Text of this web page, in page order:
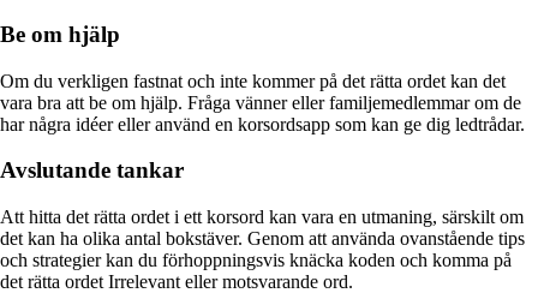
Be om hjälp
Om du verkligen fastnat och inte kommer på det rätta ordet kan det
vara bra att be om hjälp. Fråga vänner eller familjemedlemmar om de
har några idéer eller använd en korsordsapp som kan ge dig ledtrådar.
Avslutande tankar
Att hitta det rätta ordet i ett korsord kan vara en utmaning, särskilt om
det kan ha olika antal bokstäver. Genom att använda ovanstående tips
och strategier kan du förhoppningsvis knäcka koden och komma på
det rätta ordet Irrelevant eller motsvarande ord.